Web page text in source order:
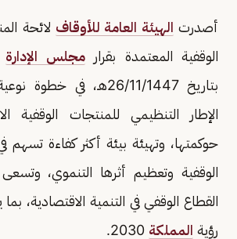
أصدرت الهيئة العامة للأوقاف لائحة
الوقفية المعتمدة بقرارمجلس الإدارة
بتاريخ 26/11/1447هـ، في
الإطار التنظيمي للمنتجات الوقفية
حوكمتها، وتهيئة بيئة أكثر كفاءة تسهم
الوقفية وتعظيم أثرها التنموي،
القطاع الوقفي في التنمية الاقتصادية،
رؤية المملكة